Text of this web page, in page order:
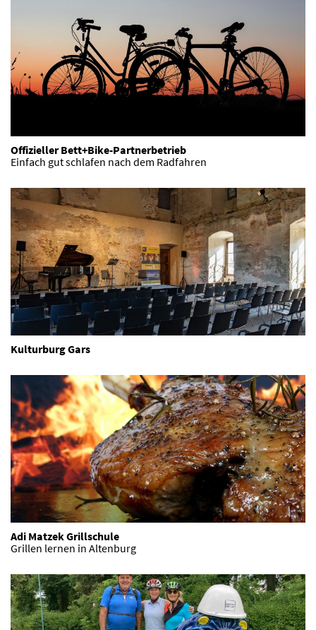
Offizieller Bett+Bike-Partnerbetrieb
Einfach gut schlafen nach dem Radfahren
Kulturburg Gars
Adi Matzek Grillschule
Grillen lernen in Altenburg